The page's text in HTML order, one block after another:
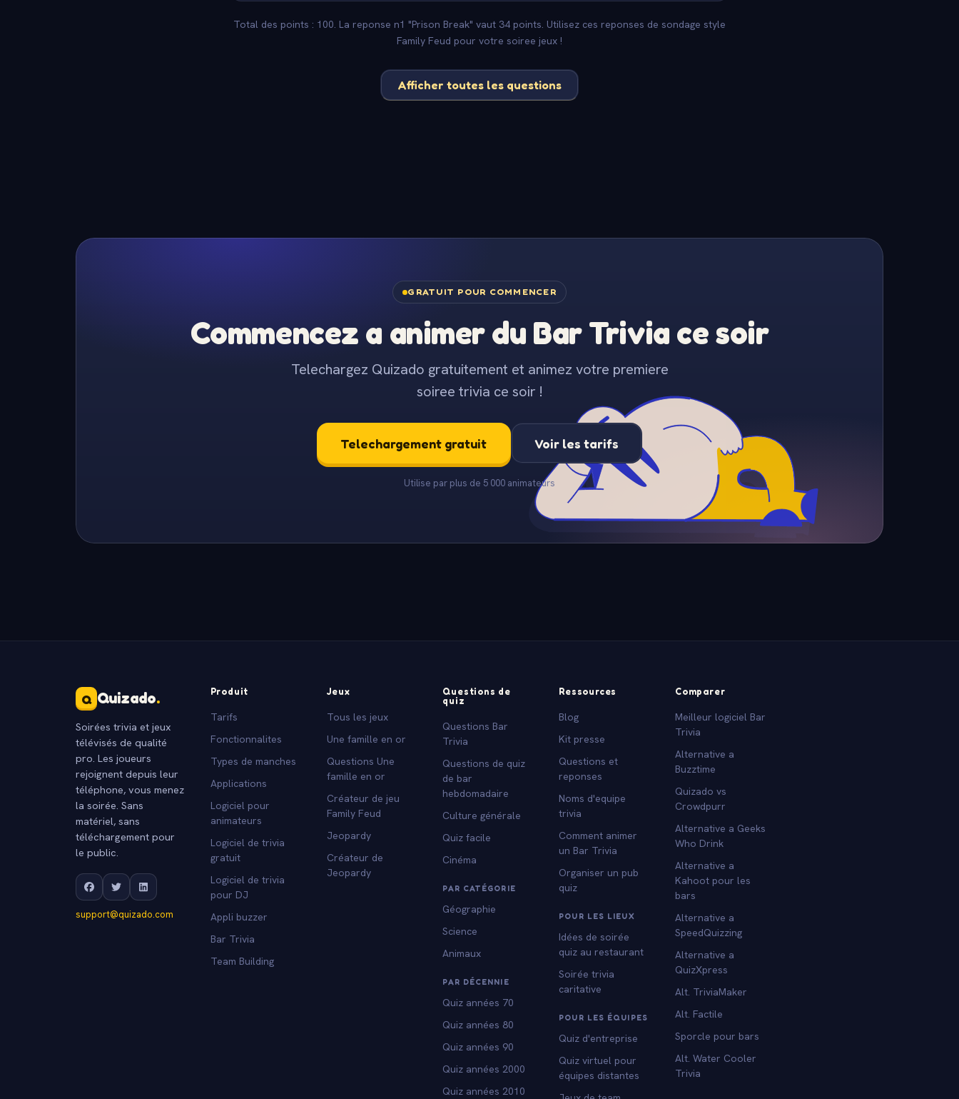
Total des points : 100. La reponse n1 "Prison Break" vaut 34 points. Utilisez ces reponses de sondage style
Family Feud pour votre soiree jeux !
Afficher toutes les questions
GRATUIT POUR COMMENCER
Commencez a animer du Bar Trivia ce soir
Telechargez Quizado gratuitement et animez votre premiere
soiree trivia ce soir !
Telechargement gratuit Voir les tarifs
Utilise par plus de 5 000 animateurs
Q Quizado.
Soirées trivia et jeux
télévisés de qualité
pro. Les joueurs
rejoignent depuis leur
téléphone, vous menez
la soirée. Sans
matériel, sans
téléchargement pour
le public.
support@quizado.com
Produit
Tarifs
Fonctionnalites
Types de manches
Applications
Logiciel pour
animateurs
Logiciel de trivia
gratuit
Logiciel de trivia
pour DJ
Appli buzzer
Bar Trivia
Team Building
Jeux
Tous les jeux
Une famille en or
Questions Une
famille en or
Créateur de jeu
Family Feud
Jeopardy
Créateur de
Jeopardy
Questions de
quiz
Questions Bar
Trivia
Questions de quiz
de bar
hebdomadaire
Culture générale
Quiz facile
Cinéma
PAR CATÉGORIE
Géographie
Science
Animaux
PAR DÉCENNIE
Quiz années 70
Quiz années 80
Quiz années 90
Quiz années 2000
Quiz années 2010
Ressources
Blog
Kit presse
Questions et
reponses
Noms d'equipe
trivia
Comment animer
un Bar Trivia
Organiser un pub
quiz
POUR LES LIEUX
Idées de soirée
quiz au restaurant
Soirée trivia
caritative
POUR LES ÉQUIPES
Quiz d'entreprise
Quiz virtuel pour
équipes distantes
Comparer
Meilleur logiciel Bar
Trivia
Alternative a
Buzztime
Quizado vs
Crowdpurr
Alternative a Geeks
Who Drink
Alternative a
Kahoot pour les
bars
Alternative a
SpeedQuizzing
Alternative a
QuizXpress
Alt. TriviaMaker
Alt. Factile
Sporcle pour bars
Alt. Water Cooler
Trivia